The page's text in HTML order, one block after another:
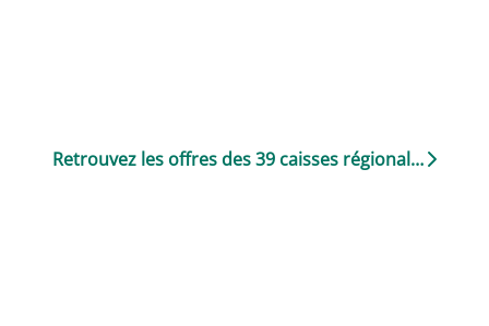
Retrouvez les offres des 39 caisses régionales